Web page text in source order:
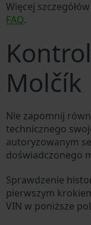
Więcej
FAQ.
Molčík
Nie zapomnij
technicznego
autoryzowanym
doświadczonego
Sprawdzenie
pierwszym
VIN w poniższe